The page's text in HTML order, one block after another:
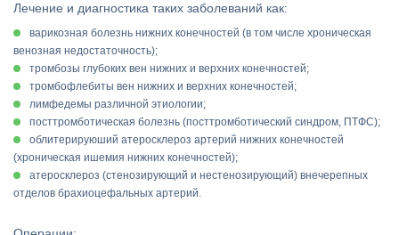
Лечение и диагностика таких заболеваний как:
варикозная болезнь нижних конечностей (в том числе хроническая
венозная недостаточность);
тромбозы глубоких вен нижних и верхних конечностей;
тромбофлебиты вен нижних и верхних конечностей;
лимфедемы различной этиологии;
посттромботическая болезнь (посттромботический синдром, ПТФС);
облитерируюший атеросклероз артерий нижних конечностей
(хроническая ишемия нижних конечностей);
атеросклероз (стенозирующий и нестенозирующий) внечерепных
отделов брахиоцефальных артерий.